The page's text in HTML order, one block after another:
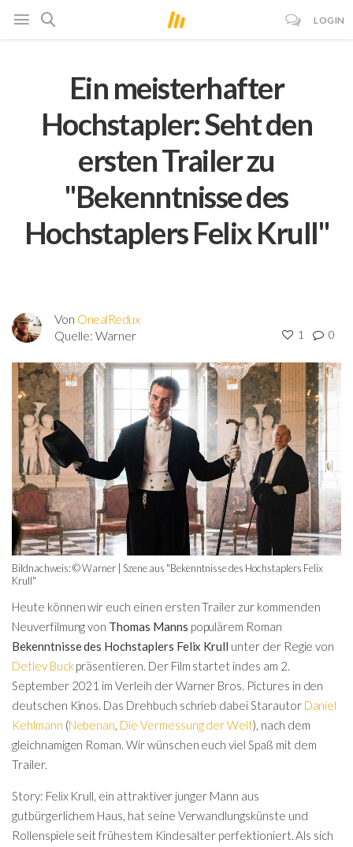
LOGIN
Ein meisterhafter
Hochstapler: Seht den
ersten Trailer zu
"Bekenntnisse des
Hochstaplers Felix Krull"
Von OnealRedux
Quelle: Warner 1 0
Bildnachweis: © Warner | Szene aus "Bekenntnisse des Hochstaplers Felix
Krull"
Heute können wir euch einen ersten Trailer zur kommenden
Neuverfilmung von Thomas Manns populärem Roman
Bekenntnisse des Hochstaplers Felix Krull unter der Regie von
Detlev Buckpräsentieren. Der Film startet indes am 2.
September 2021 im Verleih der Warner Bros. Pictures in den
deutschen Kinos. Das Drehbuch schrieb dabei Starautor Daniel
Kehlmann (Nebenan, Die Vermessung der Welt), nach dem
gleichnamigen Roman. Wir wünschen euch viel Spaß mit dem
Trailer.
Story: Felix Krull, ein attraktiver junger Mann aus
gutbürgerlichem Haus, hat seine Verwandlungskünste und
Rollenspiele seit frühestem Kindesalter perfektioniert. Als sich